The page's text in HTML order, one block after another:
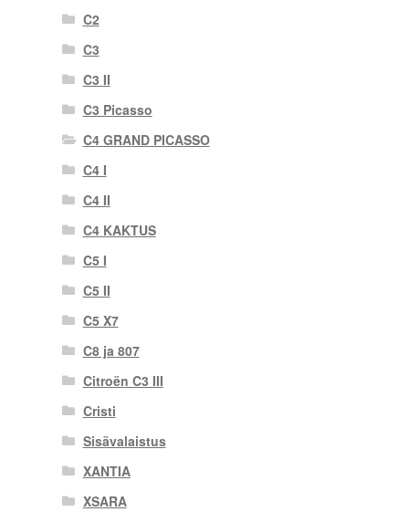
C2
C3
C3 II
C3 Picasso
C4 GRAND PICASSO
C4 I
C4 II
C4 KAKTUS
C5 I
C5 II
C5 X7
C8 ja 807
Citroën C3 III
Cristi
Sisävalaistus
XANTIA
XSARA